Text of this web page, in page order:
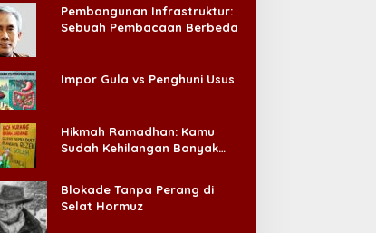
Pembangunan Infrastruktur:
Sebuah Pembacaan Berbeda
Impor Gula vs Penghuni Usus
Hikmah Ramadhan: Kamu
Sudah Kehilangan Banyak
Blokade Tanpa Perang di
Selat Hormuz